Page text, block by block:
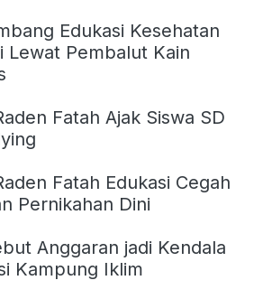
Edukasi Kesehatan
Lewat Pembalut Kain
Fatah Ajak Siswa SD
Fatah Edukasi Cegah
Pernikahan Dini
Anggaran jadi Kendala
Kampung Iklim